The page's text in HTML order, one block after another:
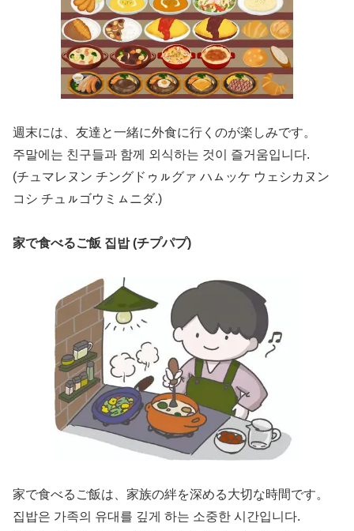
週末には、友達と一緒に外食に行くのが楽しみです。
주말에는 친구들과 함께 외식하는 것이 즐거움입니다.
(チュマレヌン チングドゥㇽグァ ハㇺッケ ウェシカヌン
コシ チュㇽゴウミㇺニダ.)
家で食べるご飯 집밥 (チプパプ)
家で食べるご飯は、家族の絆を深める大切な時間です。
집밥은 가족의 유대를 깊게 하는 소중한 시간입니다.